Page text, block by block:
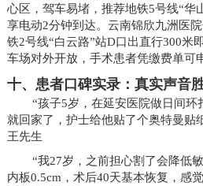
心区，驾车易堵，推荐地铁5号线“华
享电动2分钟到达。云南锦欣九洲医
铁2号线“白云路”站D口出直行300米
车场对外开放，手术患者凭缴费单可
十、患者口碑实录：真实声音
“孩子5岁，在延安医院做日间
就回家了，护士给他贴了个奥特曼
王先生
“我27岁，之前担心割了会降低
内板0.5cm，术后40天基本恢复，